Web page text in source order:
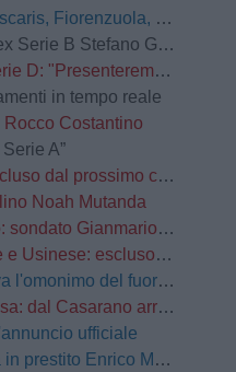
Derthona e Tropical Coriano
B Stefano Giacomelli
ricorso d’urgenza”
in tempo reale
Rocco Costantino
A”
prossimo campionato
Noah Mutanda
Gianmario Comi
escluso l'Olbia
fuoriclasse del Real Madrid
arriva Alessio Barone
ufficiale
Enrico Manzi dal Torino